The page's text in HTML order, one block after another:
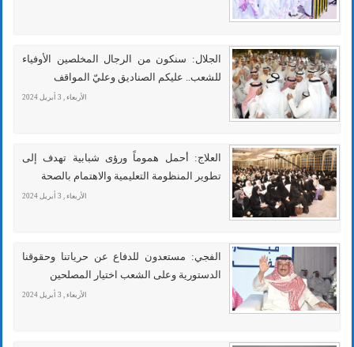
الجلال: سنكون من الرجال المخلصين الأوفياء
للشعب.. عليكم الصناديق وعليّ المواقف
الأربعاء , 3 أبريل 2024
العلاج: أحمل هموماً ورؤى شبابية تهدف إلى
تطوير المنظومة التعليمية والاهتمام بالصحة
الأربعاء , 3 أبريل 2024
الفجي: مستعدون للدفاع عن حرياتنا وحقوقنا
الدستورية وعلى الشعب اختيار المصلحين
الأربعاء , 3 أبريل 2024